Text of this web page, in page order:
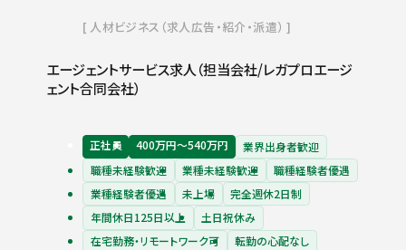
人材ビジネス（求人広告・紹介・派遣）
エージェントサービス求人（担当会社/レガプロエージ
ェント合同会社）
正社員 400万円〜540万円
業界出身者歓迎
職種未経験歓迎
業種未経験歓迎
職種経験者優遇
業種経験者優遇
未上場
完全週休2日制
年間休日125日以上
土日祝休み
在宅勤務・リモートワーク可
転勤の心配なし